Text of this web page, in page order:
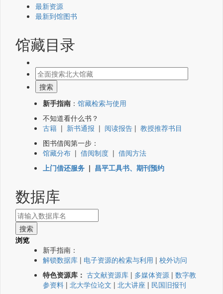
最新资源
最新到馆图书
馆藏目录
新手指南 ： 馆藏检索与使用
不知道看什么书？
古籍 | 新书通报 | 阅读报告 | 教授推荐书目
图书借阅第一步：
馆藏分布 | 借阅制度 | 借阅方法
上门借还服务 | 昌平工具书、期刊预约
数据库
浏览
新手指南：
解锁数据库 | 电子资源的检索与利用 | 校外访问
特色资源库： 古文献资源库 | 多媒体资源 | 数字教
参资料 | 北大学位论文 | 北大讲座 | 民国旧报刊